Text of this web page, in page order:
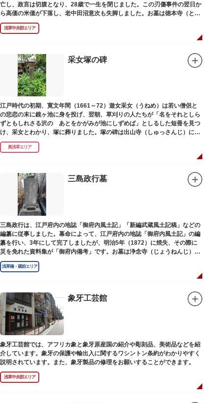
亡し、政言は切腹となり、28歳で一生を閉じました。この刃傷事件の翌日か
ら高価の米価が下落し、老中田沼意次も失脚しました。お墓は徳本寺（とく
ほんじ）境内にあります。
浅草中央部エリア
采女塚の碑
江戸時代の初期、寛文年間（1661～72）遊女采女（うねめ）は若い僧侶と
の悲恋の末に鏡ヶ池に身を投げ、翌朝、草刈りの人たちが「名をそれとしら
ずともしれさる沢の あとをかがみが池にしずめば」としるした短冊を見つ
け、采女とわかり、塚に葬りました。塚の碑は出山寺（しゅっさんじ）にあ
ります。
奥浅草エリア
三島政行墓
三島政行は、江戸府内の地誌「御府内風土記」「新編武蔵風土記稿」などの
編纂に従事しました。幕命によって、江戸府内の地誌「御府内風土記」の編
纂を行い、3年にして完了しましたが、明治5年（1872）に焼失、その際に
災を免れた資料集が「御府内備考」です。お墓は浄念寺（じょうねんじ）境
内にあります。
浅草橋・蔵前エリア
象牙工芸館
象牙工芸館では、アフリカ象と象牙原産国の紹介や彫刻品、美術品などを紹
介しています。象牙の保護や輸出入に関するワシントン条約がわかりやすく
説明されています。また、象牙製品の修理をお願いすることができます。
浅草中央部エリア